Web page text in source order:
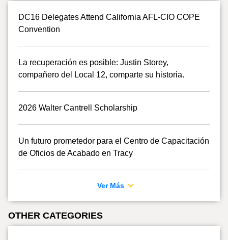
DC16 Delegates Attend California AFL-CIO COPE
Convention
La recuperación es posible: Justin Storey,
compañero del Local 12, comparte su historia.
2026 Walter Cantrell Scholarship
Un futuro prometedor para el Centro de Capacitación
de Oficios de Acabado en Tracy
Ver Más
OTHER CATEGORIES